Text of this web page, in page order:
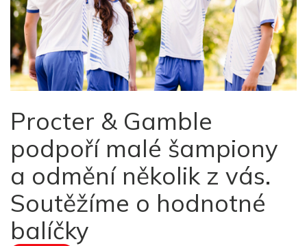
Procter & Gamble
podpoří malé šampiony
a odmění několik z vás.
Soutěžíme o hodnotné
balíčky